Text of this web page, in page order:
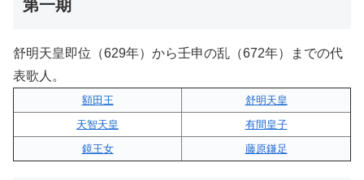
第一期
舒明天皇即位（629年）から壬申の乱（672年）までの代
表歌人。
額田王
舒明天皇
天智天皇
有間皇子
鏡王女
藤原鎌足